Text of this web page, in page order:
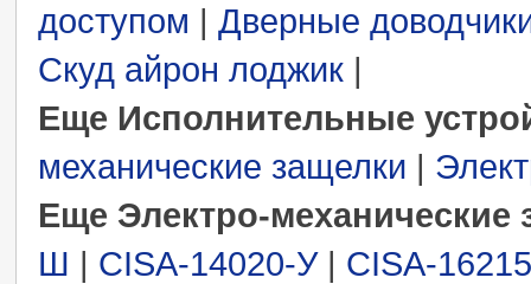
доступом | Дверные
Скуд айрон лоджик |
Еще Исполнительные
механические защелки |
Еще Электро-механические
Ш | CISA-14020-У| CISA-16215